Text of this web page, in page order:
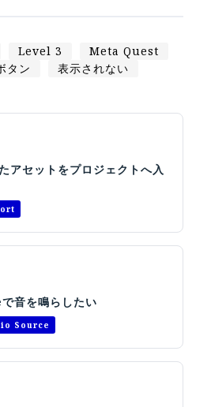
ンキャンパス
オンライン
資料請求
Level 3
Meta Quest
タン 表示されない
アセットをプロジェクトへ入
音を鳴らしたい
Source